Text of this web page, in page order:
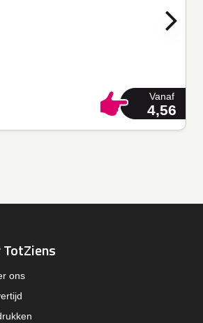
Vanaf
4,56
TotZiens
ons